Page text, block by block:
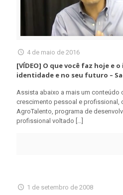
4 de maio de 2016
[VÍDEO] O que você faz hoje e
identidade e no seu futuro –
Assista abaixo a mais um conteúdo
crescimento pessoal e profissional,
AgroTalento, programa de
profissional voltado […]
1 de setembro de 2008